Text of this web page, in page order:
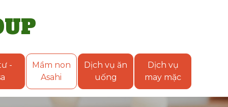
-
Mầm non
Asahi
Dịch vụ ăn
uống
Dịch vụ
may mặc